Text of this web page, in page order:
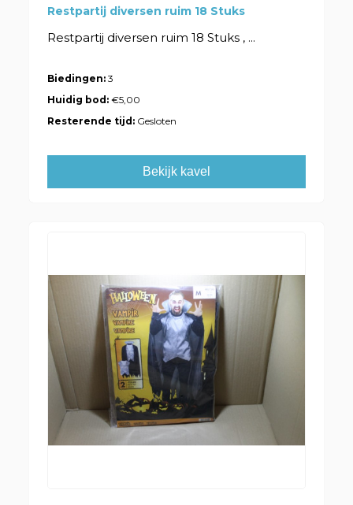
Restpartij diversen ruim 18 Stuks
Restpartij diversen ruim 18 Stuks , ...
Biedingen: 3
Huidig bod:€5,00
Resterende tijd: Gesloten
Bekijk kavel